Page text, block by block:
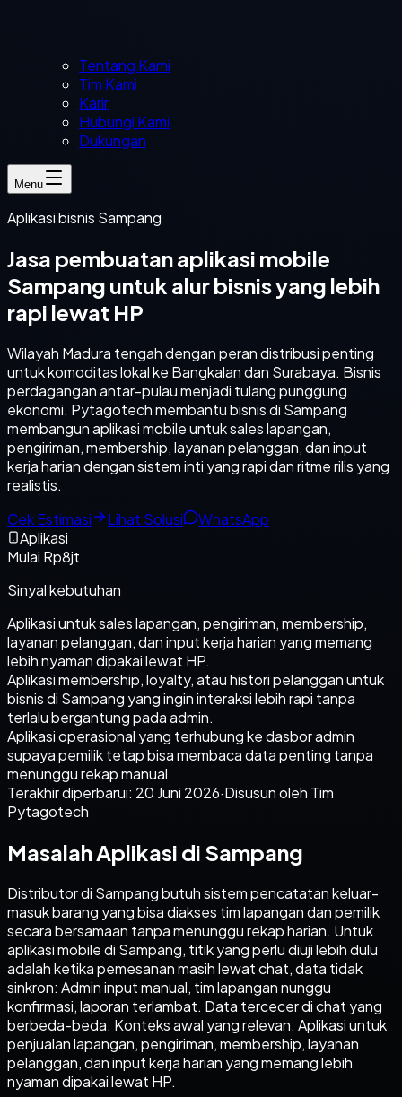
Tentang Kami
Tim Kami
Karir
Hubungi Kami
Dukungan
Menu
Aplikasi bisnis Sampang
Jasa pembuatan aplikasi mobile
Sampang untuk alur bisnis yang lebih
rapi lewat HP
Wilayah Madura tengah dengan peran distribusi penting
untuk komoditas lokal ke Bangkalan dan Surabaya. Bisnis
perdagangan antar-pulau menjadi tulang punggung
ekonomi. Pytagotech membantu bisnis di Sampang
membangun aplikasi mobile untuk sales lapangan,
pengiriman, membership, layanan pelanggan, dan input
kerja harian dengan sistem inti yang rapi dan ritme rilis yang
realistis.
Cek Estimasi
Lihat Solusi
WhatsApp
Aplikasi
Mulai Rp8jt
Sinyal kebutuhan
Aplikasi untuk sales lapangan, pengiriman, membership,
layanan pelanggan, dan input kerja harian yang memang
lebih nyaman dipakai lewat HP.
Aplikasi membership, loyalty, atau histori pelanggan untuk
bisnis di Sampang yang ingin interaksi lebih rapi tanpa
terlalu bergantung pada admin.
Aplikasi operasional yang terhubung ke dasbor admin
supaya pemilik tetap bisa membaca data penting tanpa
menunggu rekap manual.
Terakhir diperbarui: 20 Juni 2026·Disusun oleh Tim
Pytagotech
Masalah Aplikasi di Sampang
Distributor di Sampang butuh sistem pencatatan keluar-
masuk barang yang bisa diakses tim lapangan dan pemilik
secara bersamaan tanpa menunggu rekap harian. Untuk
aplikasi mobile di Sampang, titik yang perlu diuji lebih dulu
adalah ketika pemesanan masih lewat chat, data tidak
sinkron: Admin input manual, tim lapangan nunggu
konfirmasi, laporan terlambat. Data tercecer di chat yang
berbeda-beda. Konteks awal yang relevan: Aplikasi untuk
penjualan lapangan, pengiriman, membership, layanan
pelanggan, dan input kerja harian yang memang lebih
nyaman dipakai lewat HP.